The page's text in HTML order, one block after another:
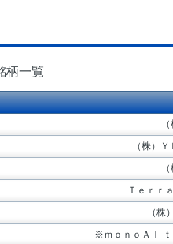
柄一覧